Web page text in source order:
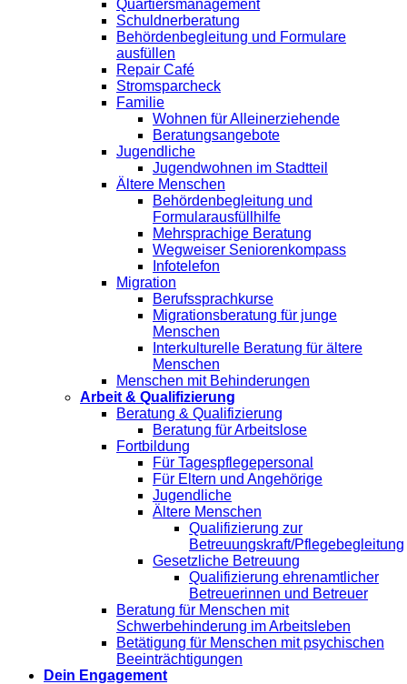
Quartiersmanagement
Schuldnerberatung
Behördenbegleitung und Formulare
ausfüllen
Repair Café
Stromsparcheck
Familie
Wohnen für Alleinerziehende
Beratungsangebote
Jugendliche
Jugendwohnen im Stadtteil
Ältere Menschen
Behördenbegleitung und
Formularausfüllhilfe
Mehrsprachige Beratung
Wegweiser Seniorenkompass
Infotelefon
Migration
Berufssprachkurse
Migrationsberatung für junge
Menschen
Interkulturelle Beratung für ältere
Menschen
Menschen mit Behinderungen
Arbeit & Qualifizierung
Beratung & Qualifizierung
Beratung für Arbeitslose
Fortbildung
Für Tagespflegepersonal
Für Eltern und Angehörige
Jugendliche
Ältere Menschen
Qualifizierung zur
Betreuungskraft/Pflegebegleitung
Gesetzliche Betreuung
Qualifizierung ehrenamtlicher
Betreuerinnen und Betreuer
Beratung für Menschen mit
Schwerbehinderung im Arbeitsleben
Betätigung für Menschen mit psychischen
Beeinträchtigungen
Dein Engagement